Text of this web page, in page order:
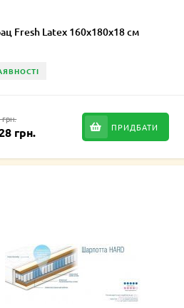
Fresh Latex 160х180х18 см
грн. ПРИДБАТИ